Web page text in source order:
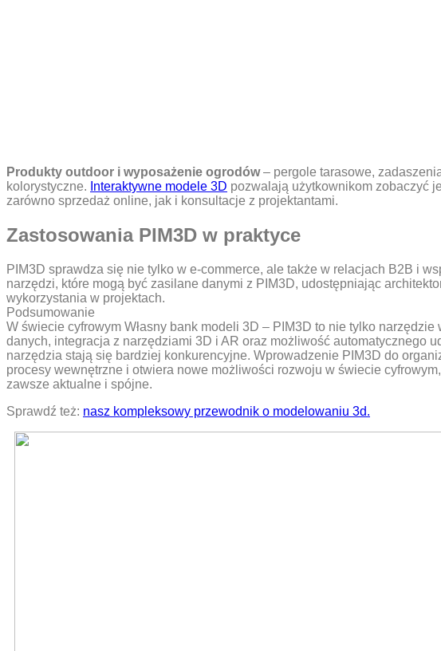
Produkty outdoor i wyposażenie ogrodów– pergole tarasowe,
kolorystyczne. Interaktywne modele 3D pozwalają użytkownikom zobaczyć
zarówno sprzedaż online, jak i konsultacje z projektantami.
Zastosowania PIM3D w praktyce
PIM3D sprawdza się nie tylko w e‑commerce, ale także w relacjach B2B i
narzędzi, które mogą być zasilane danymi z PIM3D, udostępniając
wykorzystania w projektach.
Podsumowanie
W świecie cyfrowym Własny bank modeli 3D – PIM3D to nie tylko
danych, integracja z narzędziami 3D i AR oraz możliwość automatycznego
narzędzia stają się bardziej konkurencyjne. Wprowadzenie PIM3D do
procesy wewnętrzne i otwiera nowe możliwości rozwoju w świecie
zawsze aktualne i spójne.
Sprawdź też: nasz kompleksowy przewodnik o modelowaniu 3d.